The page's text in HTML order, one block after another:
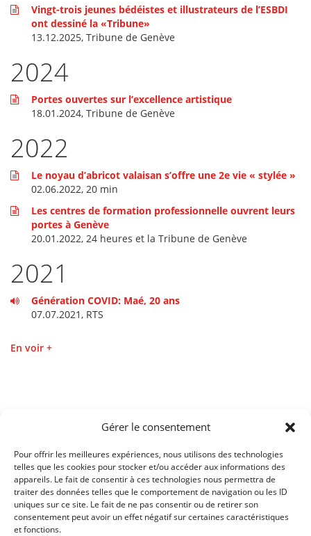
Gérer le consentement
Pour offrir les meilleures expériences, nous utilisons des technologies
telles que les cookies pour stocker et/ou accéder aux informations des
appareils. Le fait de consentir à ces technologies nous permettra de
traiter des données telles que le comportement de navigation ou les ID
uniques sur ce site. Le fait de ne pas consentir ou de retirer son
consentement peut avoir un effet négatif sur certaines caractéristiques
et fonctions.
Vingt-trois jeunes bédéistes et illustrateurs de l’ESBDI
ont dessiné la «Tribune»
13.12.2025, Tribune de Genève
2024
Portes ouvertes sur l’excellence artistique
18.01.2024, Tribune de Genève
2022
Le noyau d’abricot valaisan s’offre une 2e vie « stylée »
02.06.2022, 20 min
Les centres de formation professionnelle ouvrent leurs
portes à Genève
20.01.2022, 24 heures et la Tribune de Genève
2021
Génération COVID: Maé, 20 ans
07.07.2021, RTS
En voir +
CENTRE DE FORMATION
PROFESSIONNELLE
ARTS
RUE NECKER 2
1201 GENÈVE